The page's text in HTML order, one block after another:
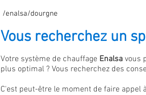
/enalsa/dourgne
Vous recherchez un
Votre système de chauffage Enalsa vous
plus optimal ? Vous recherchez des
C'est peut-être le moment de faire appel